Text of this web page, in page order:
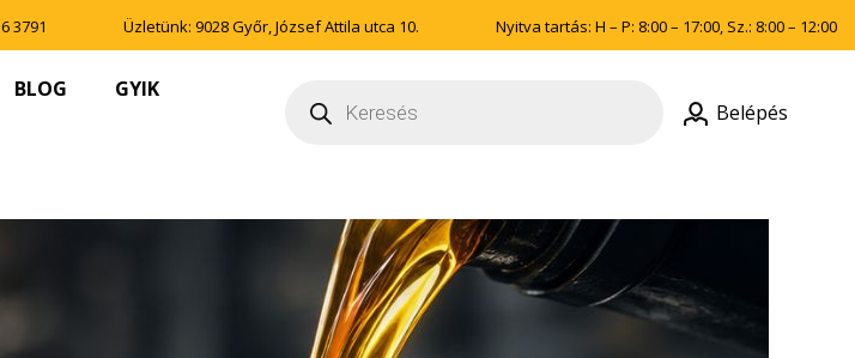
3791 Üzletünk: 9028 Győr, József Attila utca 10. Nyitva tartás: H – P: 8:00 – 17:00, Sz.: 8:00 – 12:00
BLOG
GYIK
search Belépés